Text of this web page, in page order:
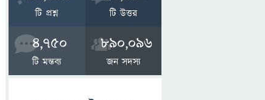
টি প্রশ্ন টি উত্তর
4,750
টি মন্তব্য
890,096
জন সদস্য